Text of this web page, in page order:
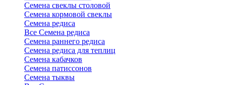
Семена свеклы столовой
Семена кормовой свеклы
Семена редиса
Все Семена редиса
Семена раннего редиса
Семена редиса для теплиц
Семена кабачков
Семена патиссонов
Семена тыквы